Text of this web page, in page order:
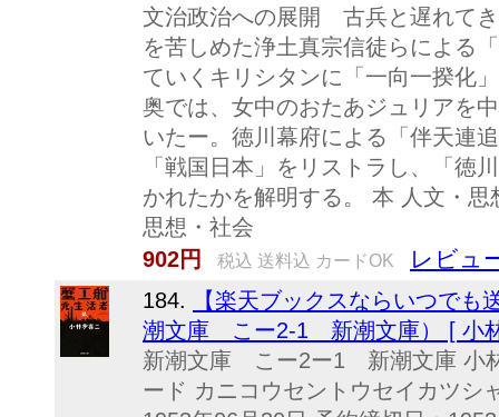
文治政治への展開 古兵と遅れて
を苦しめた浄土真宗信徒らによる
ていくキリシタンに「一向一揆化
奥では、女中のおたあジュリアを
いたー。徳川幕府による「伴天連
「戦国日本」をリストラし、「徳
かれたかを解明する。 本 人文・
思想・社会
902円
税込 送料込 カードOK レビュ
184.
【楽天ブックスならいつで
潮文庫 こー2-1 新潮文庫） [ 小
新潮文庫 こー2ー1 新潮文庫 小
ード カニコウセントウセイカツシ